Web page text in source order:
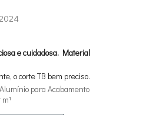
e cuidadosa. Material
o corte TB bem preciso.
para Acabamento